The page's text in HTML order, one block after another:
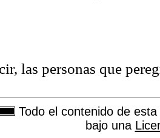
las personas que
Todo el contenido de
bajo una